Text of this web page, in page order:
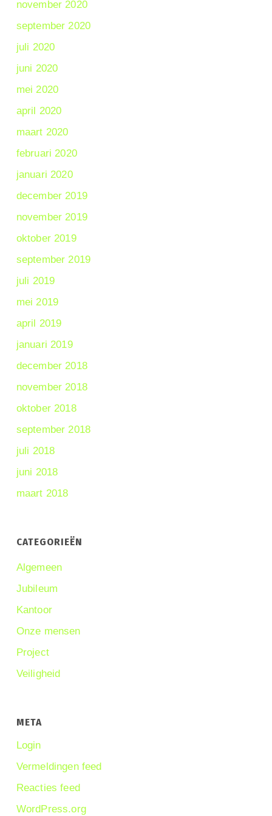
november 2020
september 2020
juli 2020
juni 2020
mei 2020
april 2020
maart 2020
februari 2020
januari 2020
december 2019
november 2019
oktober 2019
september 2019
juli 2019
mei 2019
april 2019
januari 2019
december 2018
november 2018
oktober 2018
september 2018
juli 2018
juni 2018
maart 2018
CATEGORIEËN
Algemeen
Jubileum
Kantoor
Onze mensen
Project
Veiligheid
META
Login
Vermeldingen feed
Reacties feed
WordPress.org